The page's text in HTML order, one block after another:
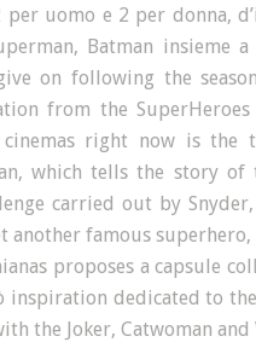
uomo e 2 per donna,
Batman insieme
on following the
from the
right now is
which tells the story
carried out by
famous superhero,
proposes a capsule
inspiration dedicated to
the Joker, Catwoman and